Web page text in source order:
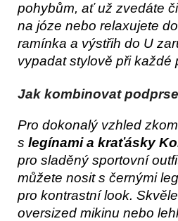
pohybům, ať už zvedáte
na józe nebo relaxujete
ramínka a výstřih do U
vypadat stylově při každé
Jak kombinovat
Pro dokonalý vzhled
s legínami a kraťásky
pro sladěný sportovní
můžete nosit s černými
pro kontrastní look.
oversized mikinu nebo